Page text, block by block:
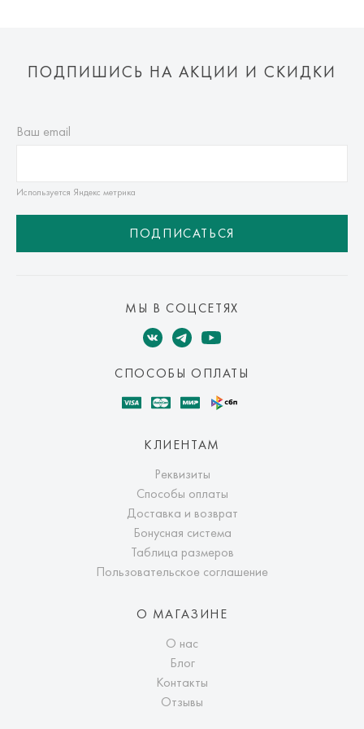
ПОДПИШИСЬ НА АКЦИИ И СКИДКИ
Ваш email
Используется Яндекс метрика
ПОДПИСАТЬСЯ
МЫ В СОЦСЕТЯХ
СПОСОБЫ ОПЛАТЫ
КЛИЕНТАМ
Реквизиты
Способы оплаты
Доставка и возврат
Бонусная система
Таблица размеров
Пользовательское соглашение
О МАГАЗИНЕ
О нас
Блог
Контакты
Отзывы